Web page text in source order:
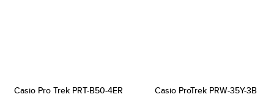
Casio Pro Trek PRT-B50-4ER Casio ProTrek PRW-35Y-3B